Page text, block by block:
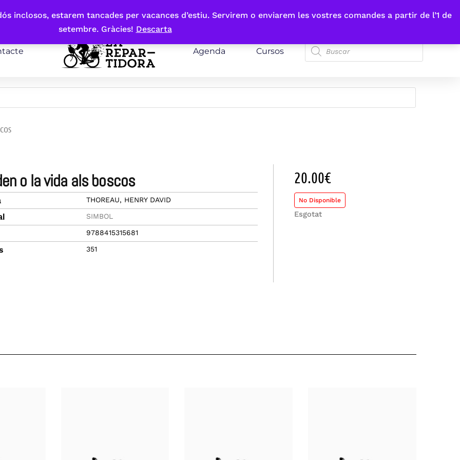
inclosos, estarem tancades per vacances d’estiu. Servirem o enviarem les vostres comandes a partir de l’1 de
setembre. Gràcies! Descarta
Agenda Cursos
o la vida als boscos
THOREAU, HENRY DAVID
SIMBOL
9788415315681
351
20.00€
No Disponible
Esgotat